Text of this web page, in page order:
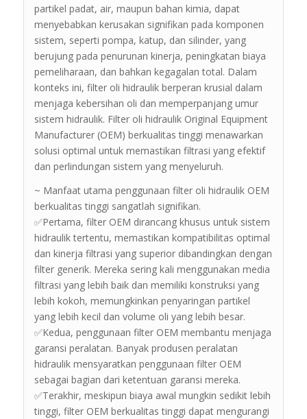
partikel padat, air, maupun bahan kimia, dapat
menyebabkan kerusakan signifikan pada komponen
sistem, seperti pompa, katup, dan silinder, yang
berujung pada penurunan kinerja, peningkatan biaya
pemeliharaan, dan bahkan kegagalan total. Dalam
konteks ini, filter oli hidraulik berperan krusial dalam
menjaga kebersihan oli dan memperpanjang umur
sistem hidraulik. Filter oli hidraulik Original Equipment
Manufacturer (OEM) berkualitas tinggi menawarkan
solusi optimal untuk memastikan filtrasi yang efektif
dan perlindungan sistem yang menyeluruh.
~ Manfaat utama penggunaan filter oli hidraulik OEM
berkualitas tinggi sangatlah signifikan.
✅Pertama, filter OEM dirancang khusus untuk sistem
hidraulik tertentu, memastikan kompatibilitas optimal
dan kinerja filtrasi yang superior dibandingkan dengan
filter generik. Mereka sering kali menggunakan media
filtrasi yang lebih baik dan memiliki konstruksi yang
lebih kokoh, memungkinkan penyaringan partikel
yang lebih kecil dan volume oli yang lebih besar.
✅Kedua, penggunaan filter OEM membantu menjaga
garansi peralatan. Banyak produsen peralatan
hidraulik mensyaratkan penggunaan filter OEM
sebagai bagian dari ketentuan garansi mereka.
✅Terakhir, meskipun biaya awal mungkin sedikit lebih
tinggi, filter OEM berkualitas tinggi dapat mengurangi